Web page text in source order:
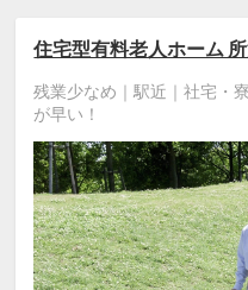
住宅型有料老人ホーム
残業少なめ｜駅近｜社宅・
が早い！